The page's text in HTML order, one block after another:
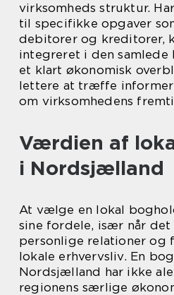
virksomheds struktur.
til specifikke opgaver
debitorer og kreditorer,
integreret i den samlede
et klart økonomisk
lettere at træffe
om virksomhedens
Værdien af
i Nordsjælland
At vælge en lokal
sine fordele, især når
personlige relationer og
lokale erhvervsliv. En
Nordsjælland har ikke
regionens særlige